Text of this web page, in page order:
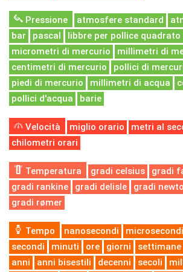
Pressione atmosfere standard
bar
pascal libbre per pollice quadrato
micrometri di mercurio
millimetri di
centimetri di mercurio
pollici di
piedi di mercurio
millimetri di acqua
pollici d'acqua
barie
Velocità miglio orario
metri al
chilometri orari
Temperatura gradi celsius gradi
gradi rankine
gradi delisle gradi
gradi rømer
Tempo nanosecondi microsecondi
secondi
minuti ore giorni settimane
anni
anni bisestili decenni secoli